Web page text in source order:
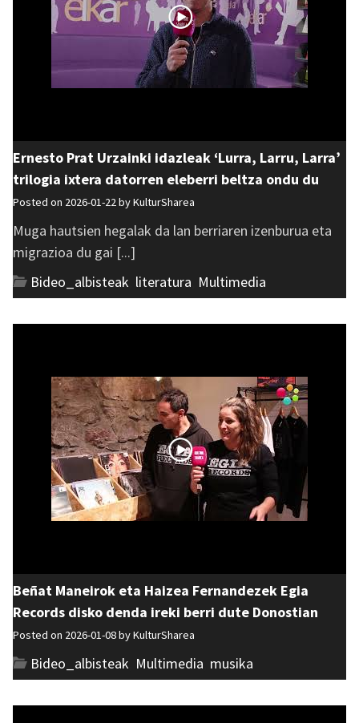
Ernesto Prat Urzainki idazleak ‘Lurra, Larru, Larra’
trilogia ixtera datorren eleberri beltza ondu du
Posted on 2026-01-22 byKulturSharea
Muga hautsien hegalak da lan berriaren izenburua eta
migrazioa du gai [...]
Bideo_albisteak literatura Multimedia
Beñat Maneirok eta Haizea Fernandezek Egia
Records disko denda ireki berri dute Donostian
Posted on 2026-01-08 byKulturSharea
Bideo_albisteak Multimedia musika